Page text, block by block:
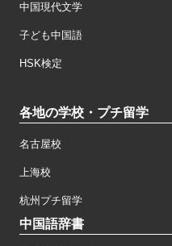
中国現代文学
子ども中国語
HSK検定
各地の学校・プチ留学
名古屋校
上海校
杭州プチ留学
中国語辞書